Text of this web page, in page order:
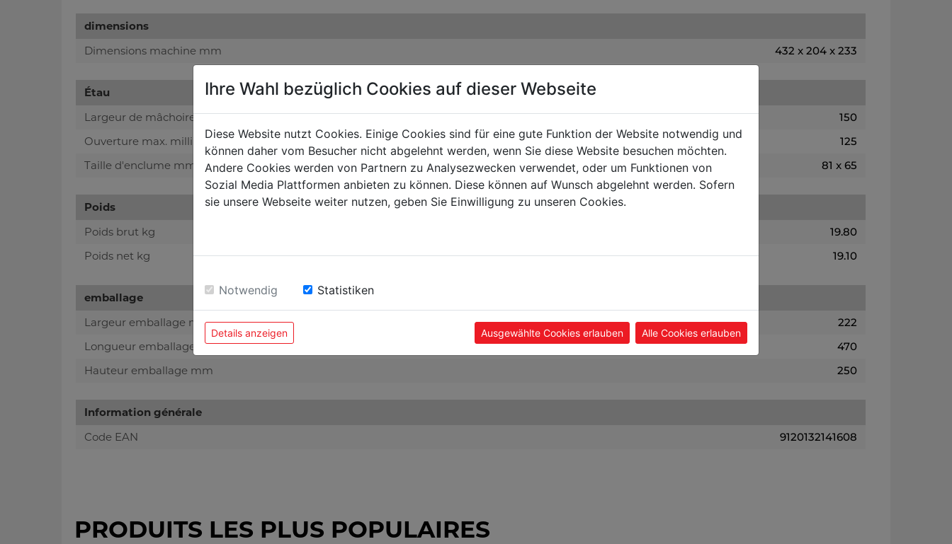
dimensions
Dimensions machine mm
432 x 204 x 233
Étau
Largeur de mâchoire en mm
150
Ouverture max. millimètre
125
Taille d'enclume mm
81 x 65
Poids
Poids brut kg
19.80
Poids net kg
19.10
emballage
Largeur emballage mm
222
Longueur emballage mm
470
Hauteur emballage mm
250
Information générale
Code EAN
9120132141608
PRODUITS LES PLUS POPULAIRES
Ihre Wahl bezüglich Cookies auf dieser Webseite
Diese Website nutzt Cookies. Einige Cookies sind für eine gute Funktion der Website notwendig und
können daher vom Besucher nicht abgelehnt werden, wenn Sie diese Website besuchen möchten.
Andere Cookies werden von Partnern zu Analysezwecken verwendet, oder um Funktionen von
Sozial Media Plattformen anbieten zu können. Diese können auf Wunsch abgelehnt werden. Sofern
sie unsere Webseite weiter nutzen, geben Sie Einwilligung zu unseren Cookies.
Notwendig Statistiken
Details anzeigen Ausgewählte Cookies erlauben Alle Cookies erlauben